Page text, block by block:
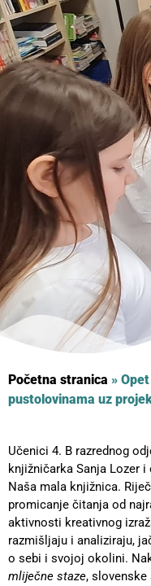
Početna stranica »
pustolovinama uz
Učenici 4. B razrednog
knjižničarka Sanja Lozer
Naša mala knjižnica.
promicanje čitanja od
aktivnosti kreativnog
razmišljaju i analiziraju,
o sebi i svojoj okolini.
mliječne staze, slovenske